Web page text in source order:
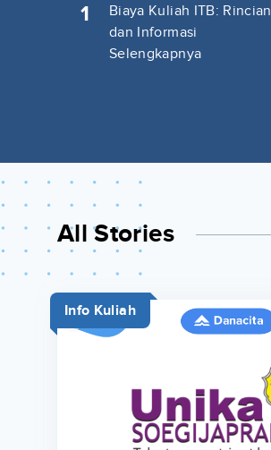
1
Biaya Kuliah ITB: Rincian
dan Informasi
Selengkapnya
All Stories
Info Kuliah